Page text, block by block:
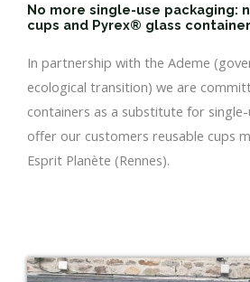
No more single-use packaging:
cups and Pyrex® glass
In partnership with the Ademe
ecological transition) we are
containers as a substitute for single-
offer our customers reusable cups
Esprit Planète (Rennes).